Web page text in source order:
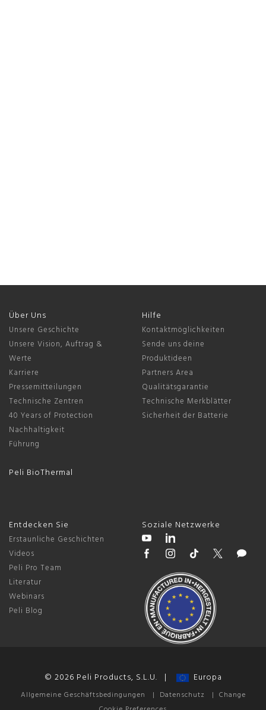
Über Uns
Unsere Geschichte
Unsere Vision, Auftrag &
Werte
Karriere
Pressemitteilungen
Technische Zentren
40 Years of Protection
Nachhaltigkeit
Führung
Peli BioThermal
Hilfe
Kontaktmöglichkeiten
Sende uns deine
Produktideen
Partners Area
Qualitätsgarantie
Technische Merkblätter
Sicherheit der Batterie
Entdecken Sie
Erstaunliche Geschichten
Videos
Peli Pro Team
Literatur
Webinars
Peli Blog
Soziale Netzwerke
© 2026 Peli Products, S.L.U. | Europa
Allgemeine Geschäftsbedingungen | Datenschutz | Change